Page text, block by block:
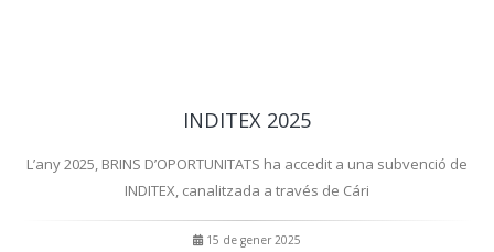
INDITEX 2025
L’any 2025, BRINS D’OPORTUNITATS ha accedit a una subvenció de
INDITEX, canalitzada a través de Cári
15 de gener 2025